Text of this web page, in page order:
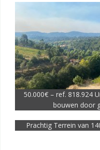
50.000€ – ref. 818.924
bouwen door
Prachtig Terrein van